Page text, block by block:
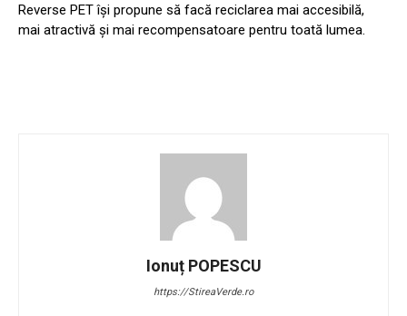
Reverse PET își propune să facă reciclarea mai accesibilă,
mai atractivă și mai recompensatoare pentru toată lumea.
Ionuț POPESCU
https://StireaVerde.ro